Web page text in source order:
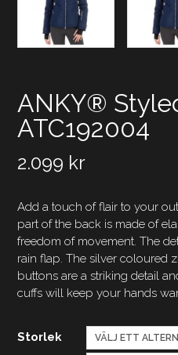
ANKY®
ATC192004
2.099 kr
Add a touch of flair to your
part of the back is made of
freedom of movement. The
rain flap. The silver coloured
buttons are a striking detail
cuffs will keep your hands
Storlek